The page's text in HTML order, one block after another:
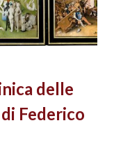
delle
Federico